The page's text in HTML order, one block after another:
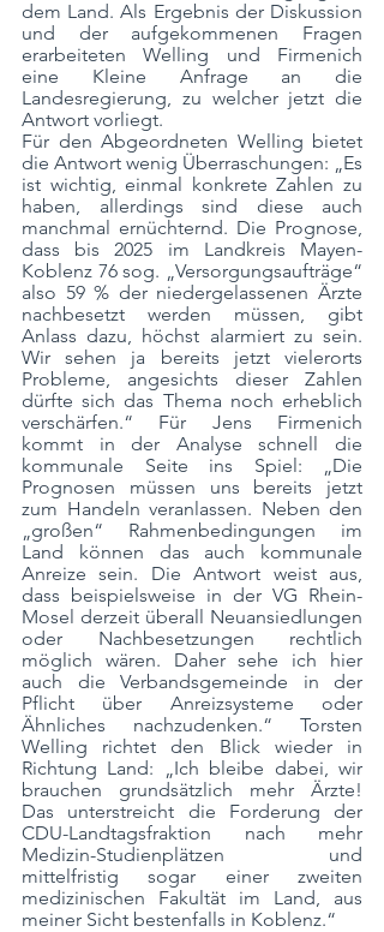
dem Land. Als Ergebnis der Diskussion
und der aufgekommenen Fragen
erarbeiteten Welling und Firmenich
eine Kleine Anfrage an die
Landesregierung, zu welcher jetzt die
Antwort vorliegt.
Für den Abgeordneten Welling bietet
die Antwort wenig Überraschungen: „Es
ist wichtig, einmal konkrete Zahlen zu
haben, allerdings sind diese auch
manchmal ernüchternd. Die Prognose,
dass bis 2025 im Landkreis Mayen-
Koblenz 76 sog. „Versorgungsaufträge“
also 59 % der niedergelassenen Ärzte
nachbesetzt werden müssen, gibt
Anlass dazu, höchst alarmiert zu sein.
Wir sehen ja bereits jetzt vielerorts
Probleme, angesichts dieser Zahlen
dürfte sich das Thema noch erheblich
verschärfen.“ Für Jens Firmenich
kommt in der Analyse schnell die
kommunale Seite ins Spiel: „Die
Prognosen müssen uns bereits jetzt
zum Handeln veranlassen. Neben den
„großen“ Rahmenbedingungen im
Land können das auch kommunale
Anreize sein. Die Antwort weist aus,
dass beispielsweise in der VG Rhein-
Mosel derzeit überall Neuansiedlungen
oder Nachbesetzungen rechtlich
möglich wären. Daher sehe ich hier
auch die Verbandsgemeinde in der
Pflicht über Anreizsysteme oder
Ähnliches nachzudenken.“ Torsten
Welling richtet den Blick wieder in
Richtung Land: „Ich bleibe dabei, wir
brauchen grundsätzlich mehr Ärzte!
Das unterstreicht die Forderung der
CDU-Landtagsfraktion nach mehr
Medizin-Studienplätzen und
mittelfristig sogar einer zweiten
medizinischen Fakultät im Land, aus
meiner Sicht bestenfalls in Koblenz.“